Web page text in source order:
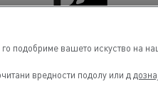
Service and Repair
подобриме вашето искуство на
вредности подолу или д